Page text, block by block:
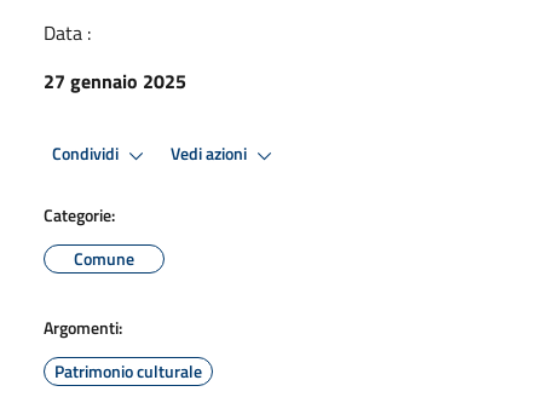
Data :
27 gennaio 2025
Condividi Vedi azioni
Categorie:
Comune
Argomenti:
Patrimonio culturale